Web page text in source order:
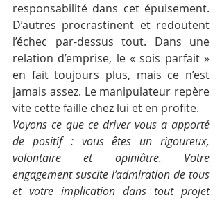
responsabilité dans cet épuisement.
D’autres procrastinent et redoutent
l’échec par-dessus tout. Dans une
relation d’emprise, le « sois parfait »
en fait toujours plus, mais ce n’est
jamais assez. Le manipulateur repère
vite cette faille chez lui et en profite.
Voyons ce que ce driver vous a apporté
de positif : vous êtes un rigoureux,
volontaire et opiniâtre. Votre
engagement suscite l’admiration de tous
et votre implication dans tout projet